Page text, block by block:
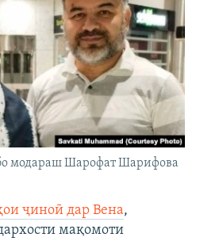
модараш Шарофат Шарифова
ҷиноӣ дар Вена,
мақомоти